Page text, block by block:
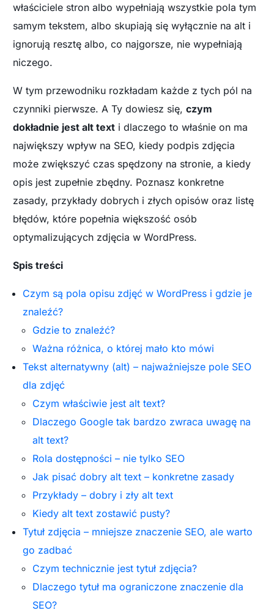
właściciele stron albo wypełniają wszystkie pola tym
samym tekstem, albo skupiają się wyłącznie na alt i
ignorują resztę albo, co najgorsze, nie wypełniają
niczego.
W tym przewodniku rozkładam każde z tych pól na
czynniki pierwsze. A Ty dowiesz się,czym
dokładnie jest alt text i dlaczego to właśnie on ma
największy wpływ na SEO, kiedy podpis zdjęcia
może zwiększyć czas spędzony na stronie, a kiedy
opis jest zupełnie zbędny. Poznasz konkretne
zasady, przykłady dobrych i złych opisów oraz listę
błędów, które popełnia większość osób
optymalizujących zdjęcia w WordPress.
Spis treści
Czym są pola opisu zdjęć w WordPress i gdzie je
znaleźć?
Gdzie to znaleźć?
Ważna różnica, o której mało kto mówi
Tekst alternatywny (alt) – najważniejsze pole SEO
dla zdjęć
Czym właściwie jest alt text?
Dlaczego Google tak bardzo zwraca uwagę na
alt text?
Rola dostępności – nie tylko SEO
Jak pisać dobry alt text – konkretne zasady
Przykłady – dobry i zły alt text
Kiedy alt text zostawić pusty?
Tytuł zdjęcia – mniejsze znaczenie SEO, ale warto
go zadbać
Czym technicznie jest tytuł zdjęcia?
Dlaczego tytuł ma ograniczone znaczenie dla
SEO?